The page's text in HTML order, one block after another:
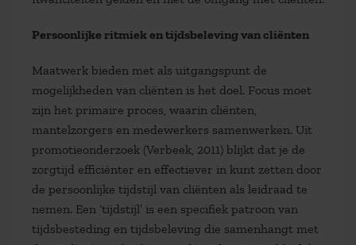
Persoonlijke ritmiek en tijdsbeleving van cliënten
Maatwerk bieden met als uitgangspunt de
mogelijkheden van cliënten is het doel. Focus moet
zijn het primaire proces, waarin cliënten,
mantelzorgers en medewerkers samenwerken. Uit
promotieonderzoek (Verbeek, 2011) blijkt dat je de
zorgtijd efficiënter en effectiever in kunt zetten door
de persoonlijke tijdstijl van cliënten als leidraad te
nemen. Een ‘tijdstijl’ is een specifiek patroon van
tijdsbesteding en tijdsbeleving die samenhangt met